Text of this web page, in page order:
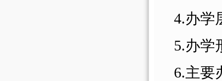
4.办学
5.办学
6.主要